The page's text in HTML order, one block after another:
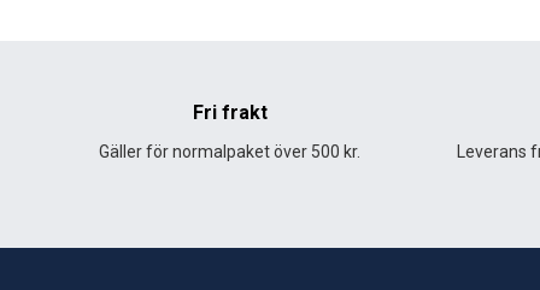
Fri frakt
Gäller för normalpaket över 500 kr. Leverans